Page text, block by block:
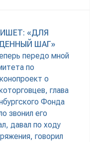
«ДЛЯ
ШАГ»
передо мной
по
о
глава
Фонда
звонил его
давал по ходу
говорил